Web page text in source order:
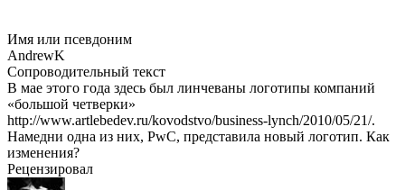
Имя или псевдоним
AndrewK
Сопроводительный текст
В мае этого года здесь был линчеваны логотипы компаний
«большой четверки»
http://www.artlebedev.ru/kovodstvo/business-lynch/2010/05/21/.
Намедни одна из них, PwC, представила новый логотип. Как
изменения?
Рецензировал